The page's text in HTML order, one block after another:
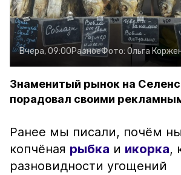
Вчера, 09:00РазноеФото: Ольга
Знаменитый рынок на
порадовал своими
Ранее мы писали, почём
копчёная рыбка и икорка,
разновидности угощений